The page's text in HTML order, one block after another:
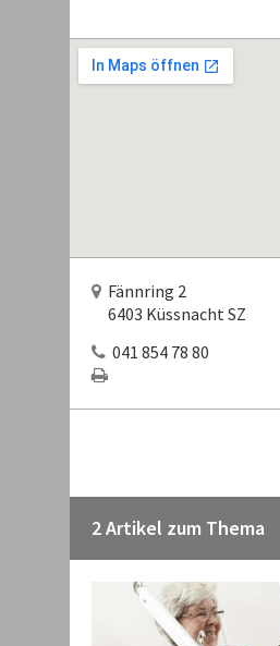
Fännring 2
6403 Küssnacht SZ
041 854 78 80
2 Artikel zum Thema